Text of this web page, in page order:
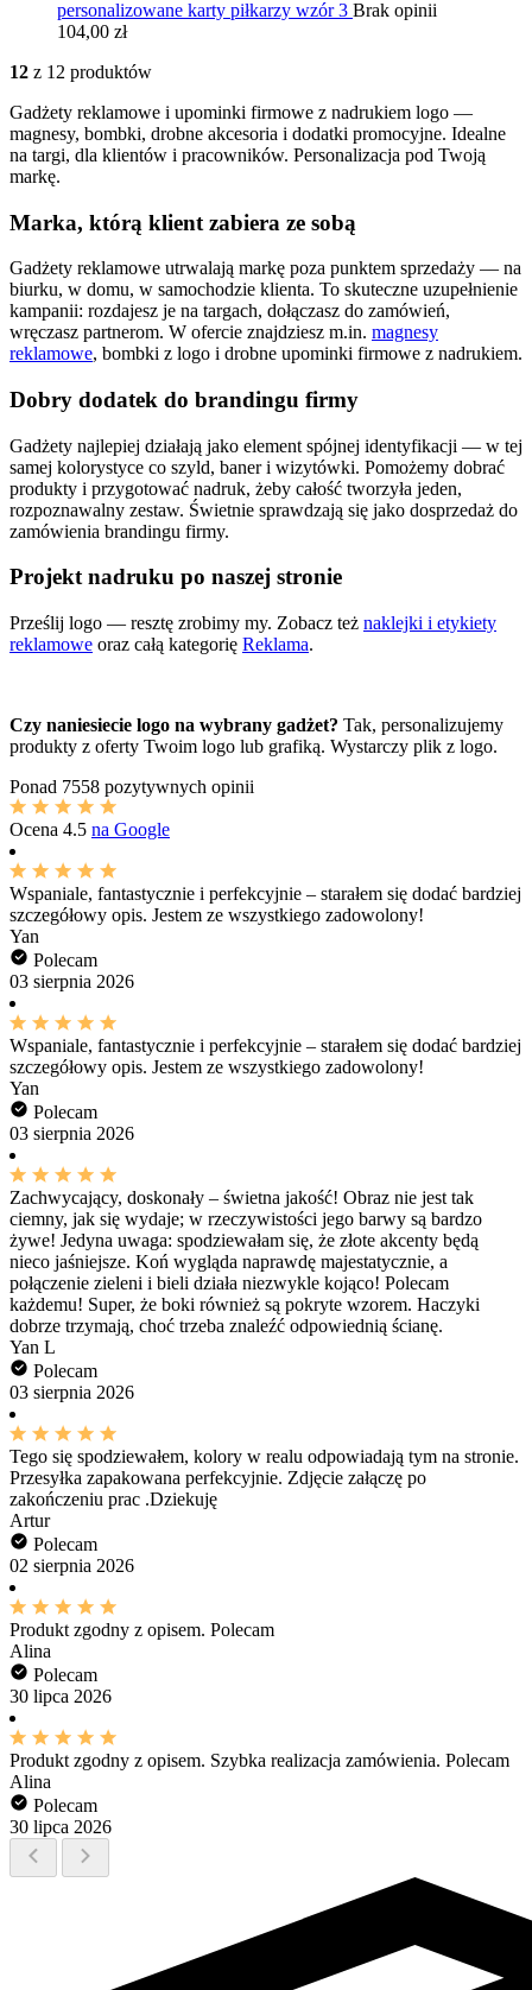
personalizowane karty piłkarzy wzór 3 Brak opinii
104,00 zł
12 z 12 produktów
Gadżety reklamowe i upominki firmowe z nadrukiem logo —
magnesy, bombki, drobne akcesoria i dodatki promocyjne. Idealne
na targi, dla klientów i pracowników. Personalizacja pod Twoją
markę.
Marka, którą klient zabiera ze sobą
Gadżety reklamowe utrwalają markę poza punktem sprzedaży — na
biurku, w domu, w samochodzie klienta. To skuteczne uzupełnienie
kampanii: rozdajesz je na targach, dołączasz do zamówień,
wręczasz partnerom. W ofercie znajdziesz m.in. magnesy
reklamowe, bombki z logo i drobne upominki firmowe z nadrukiem.
Dobry dodatek do brandingu firmy
Gadżety najlepiej działają jako element spójnej identyfikacji — w tej
samej kolorystyce co szyld, baner i wizytówki. Pomożemy dobrać
produkty i przygotować nadruk, żeby całość tworzyła jeden,
rozpoznawalny zestaw. Świetnie sprawdzają się jako dosprzedaż do
zamówienia brandingu firmy.
Projekt nadruku po naszej stronie
Prześlij logo — resztę zrobimy my. Zobacz też naklejki i etykiety
reklamowe oraz całą kategorię Reklama.
Czy naniesiecie logo na wybrany gadżet? Tak, personalizujemy
produkty z oferty Twoim logo lub grafiką. Wystarczy plik z logo.
Ponad 7558 pozytywnych opinii
Ocena 4.5 na Google
Wspaniale, fantastycznie i perfekcyjnie – starałem się dodać bardziej
szczegółowy opis. Jestem ze wszystkiego zadowolony!
Yan
Polecam
03 sierpnia 2026
Wspaniale, fantastycznie i perfekcyjnie – starałem się dodać bardziej
szczegółowy opis. Jestem ze wszystkiego zadowolony!
Yan
Polecam
03 sierpnia 2026
Zachwycający, doskonały – świetna jakość! Obraz nie jest tak
ciemny, jak się wydaje; w rzeczywistości jego barwy są bardzo
żywe! Jedyna uwaga: spodziewałam się, że złote akcenty będą
nieco jaśniejsze. Koń wygląda naprawdę majestatycznie, a
połączenie zieleni i bieli działa niezwykle kojąco! Polecam
każdemu! Super, że boki również są pokryte wzorem. Haczyki
dobrze trzymają, choć trzeba znaleźć odpowiednią ścianę.
Yan L
Polecam
03 sierpnia 2026
Tego się spodziewałem, kolory w realu odpowiadają tym na stronie.
Przesyłka zapakowana perfekcyjnie. Zdjęcie załączę po
zakończeniu prac .Dziekuję
Artur
Polecam
02 sierpnia 2026
Produkt zgodny z opisem. Polecam
Alina
Polecam
30 lipca 2026
Produkt zgodny z opisem. Szybka realizacja zamówienia. Polecam
Alina
Polecam
30 lipca 2026